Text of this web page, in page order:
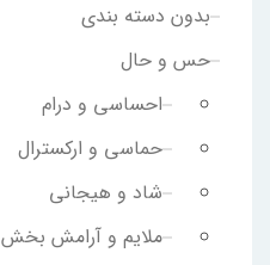
بدون دسته بندی
حس و حال
احساسی و درام
حماسی و ارکسترال
شاد و هیجانی
ملایم و آرامش بخش